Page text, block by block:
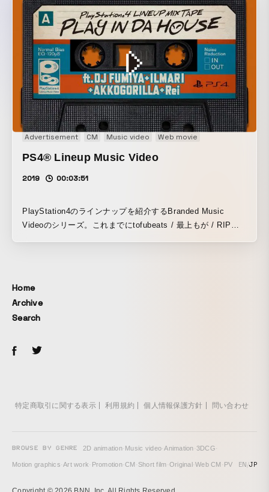
Advertisement CM Music video Web movie
PS4®︎ Lineup Music Video
2019 00:03:51
PlayStation4のラインナップを紹介するBranded Music
Videoのシリーズ。これまでにtofubeats / 最上もが / RIP
う“遊び場”を表現。
Home
Archive
Search
特定商取引に関する表示 利用規約 個人情報保護方針 問い合わせ
BROWSE BY GENRE 2D animation· Music video·Animation·3DCG·
Motion graphics·Art work· Promotion·CM · Short film·Original ·Web CM · PV EN/JP